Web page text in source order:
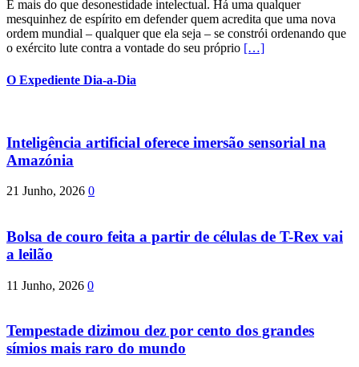
É mais do que desonestidade intelectual. Há uma qualquer
mesquinhez de espírito em defender quem acredita que uma nova
ordem mundial – qualquer que ela seja – se constrói ordenando que
o exército lute contra a vontade do seu próprio […]
O Expediente Dia-a-Dia
Inteligência artificial oferece imersão sensorial na
Amazónia
21 Junho, 2026 0
Bolsa de couro feita a partir de células de T-Rex vai
a leilão
11 Junho, 2026 0
Tempestade dizimou dez por cento dos grandes
símios mais raro do mundo